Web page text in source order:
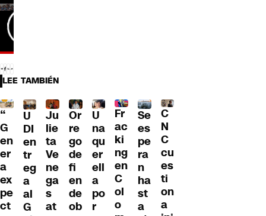
LEE TAMBIÉN
“
G
en
er
a
ex
pe
ct
U
DI
en
tr
eg
a
al
G
Ju
lie
ta
Ve
ne
ga
s
at
Or
re
go
de
fi
en
de
ob
U
na
qu
er
ell
a
po
r
Fr
ac
ki
ng
en
C
ol
o
Se
es
pe
ra
n
ha
st
a
C
N
C
cu
es
ti
on
a